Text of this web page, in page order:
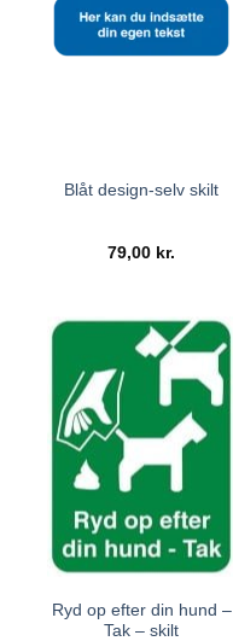
Blåt design-selv skilt
79,00 kr.
Ryd op efter din hund –
Tak – skilt